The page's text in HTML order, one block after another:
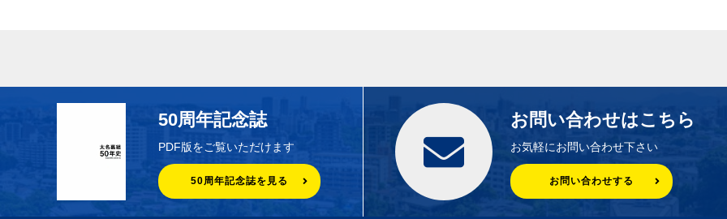
50周年記念誌
PDF版をご覧いただけます
50周年記念誌を見る
お問い合わせはこちら
お気軽にお問い合わせ下さい
お問い合わせする